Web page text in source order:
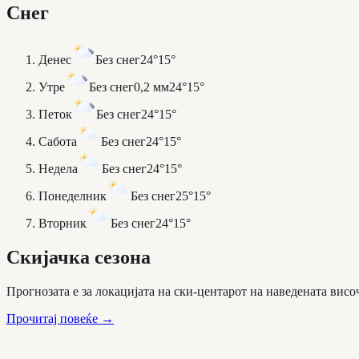
Снег
Денес Без снег24°15°
Утре
Без снег0,2 мм24°15°
Петок
Без снег24°15°
Сабота
Без снег24°15°
Недела
Без снег24°15°
Понеделник
Без снег25°15°
Вторник
Без снег24°15°
Скијачка сезона
Прогнозата е за локацијата на ски-центарот на наведената
Прочитај повеќе →